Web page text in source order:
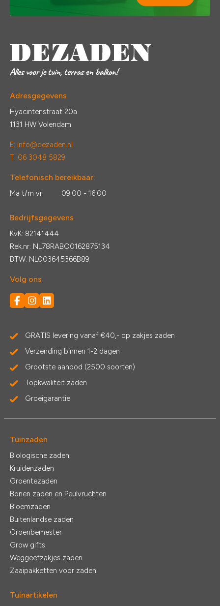
Adresgegevens
Hyacintenstraat 20a
1131 HW Volendam
E: info@dezaden.nl
T: 06 3048 5829
Telefonisch bereikbaar:
Ma t/m vr: 09:00 - 16:00
Bedrijfsgegevens
KvK: 82141444
Rek.nr: NL78RABO0162875134
BTW: NL003645366B89
Volg ons
GRATIS levering vanaf €40,- op zakjes zaden
Verzending binnen 1-2 dagen
Grootste aanbod (2500 soorten)
Topkwaliteit zaden
Groeigarantie
Tuinzaden
Biologische zaden
Kruidenzaden
Groentezaden
Bonen zaden en Peulvruchten
Bloemzaden
Buitenlandse zaden
Groenbemester
Grow gifts
Weggeefzakjes zaden
Zaaipakketten voor zaden
Tuinartikelen